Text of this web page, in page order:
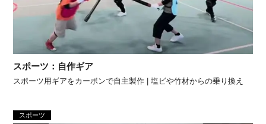
スポーツ：自作ギア
スポーツ用ギアをカーボンで自主製作 | 塩ビや竹材からの乗り換え
スポーツ